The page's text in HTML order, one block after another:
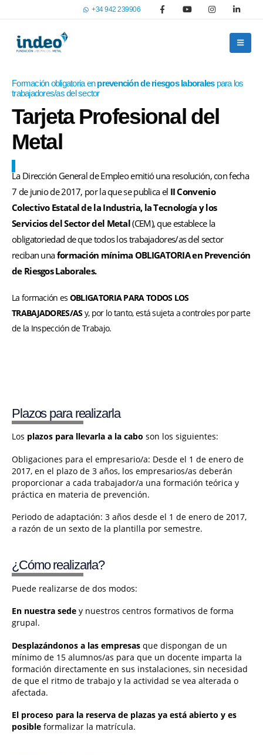
+34 942 239906
Formación obligatoria enprevención de riesgos laboralespara los
trabajadores/as del sector
Tarjeta Profesional del
Metal
La Dirección General de Empleo emitió una resolución, con fecha
7 de junio de 2017, por la que se publica el II Convenio
Colectivo Estatal de la Industria, la Tecnología y los
Servicios del Sector del Metal(CEM), que establece la
obligatoriedad de que todos los trabajadores/as del sector
reciban unaformación mínima OBLIGATORIA en Prevención
de Riesgos Laborales.
La formación es OBLIGATORIA PARA TODOS LOS
TRABAJADORES/AS y, por lo tanto, está sujeta a controles por parte
de la Inspección de Trabajo.
Plazos para realizarla
Los plazos para llevarla a la cabo son los siguientes:
Obligaciones para el empresario/a: Desde el 1 de enero de
2017, en el plazo de 3 años, los empresarios/as deberán
proporcionar a cada trabajador/a una formación teórica y
práctica en materia de prevención.
Periodo de adaptación: 3 años desde el 1 de enero de 2017,
a razón de un sexto de la plantilla por semestre.
¿Cómo realizarla?
Puede realizarse de dos modos:
En nuestra sede y nuestros centros formativos de forma
grupal.
Desplazándonos a las empresas que dispongan de un
mínimo de 15 alumnos/as para que un docente imparta la
formación directamente en sus instalaciones, sin necesidad
de que el ritmo de trabajo y la actividad se vea alterada o
afectada.
El proceso para la reserva de plazas ya está abierto y es
posible formalizar la matrícula.